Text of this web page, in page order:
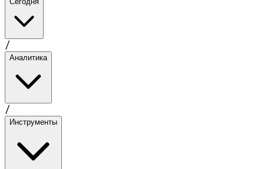
/
Аналитика
/
Инструменты